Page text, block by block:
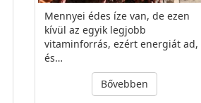
Mennyei édes íze van, de ezen
kívül az egyik legjobb
vitaminforrás, ezért energiát ad,
és…
Bővebben